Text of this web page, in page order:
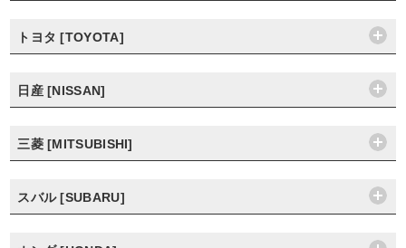
トヨタ [TOYOTA]
日産 [NISSAN]
三菱 [MITSUBISHI]
スバル [SUBARU]